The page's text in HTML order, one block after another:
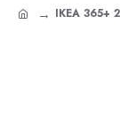
IKEA 365+